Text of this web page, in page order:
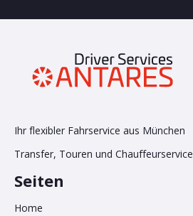
Ihr flexibler Fahrservice aus München
Transfer, Touren und Chauffeurservice
Seiten
Home